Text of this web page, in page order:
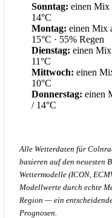
Sonntag: einen Mix
14°C
Montag: einen Mix
15°C · 55% Regen
Dienstag: einen
11°C
Mittwoch: einen
10°C
Donnerstag: einen
/ 14°C
Alle Wetterdaten für
basieren auf den neuesten
Wettermodelle (ICON,
Modellwerte durch echte
Region — ein
Prognosen.